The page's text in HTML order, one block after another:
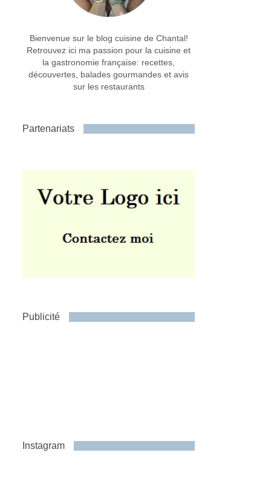
Bienvenue sur le blog cuisine de Chantal!
Retrouvez ici ma passion pour la cuisine et
la gastronomie française: recettes,
découvertes, balades gourmandes et avis
sur les restaurants
Partenariats
Publicité
Instagram